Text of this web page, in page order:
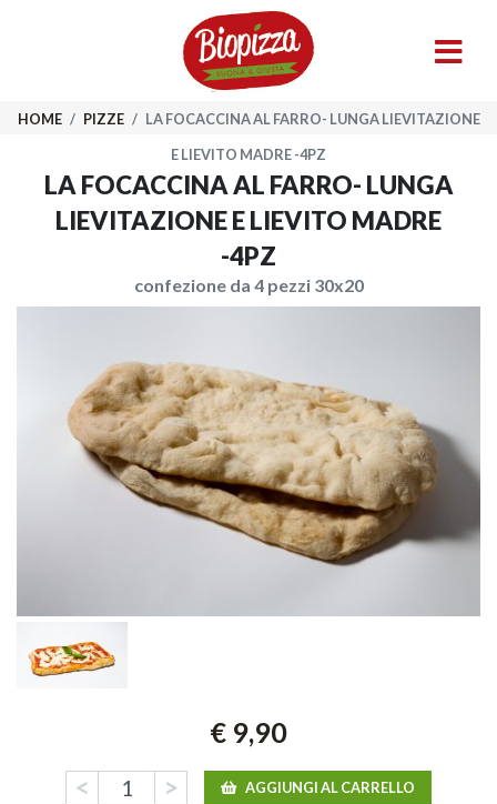
HOME / PIZZE / LA FOCACCINA AL FARRO- LUNGA LIEVITAZIONE
E LIEVITO MADRE -4PZ
LA FOCACCINA AL FARRO- LUNGA
LIEVITAZIONE E LIEVITO MADRE
-4PZ
confezione da 4 pezzi 30x20
€ 9,90
< > AGGIUNGI AL CARRELLO